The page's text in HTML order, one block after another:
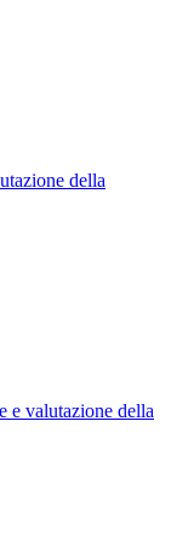
della
e valutazione della